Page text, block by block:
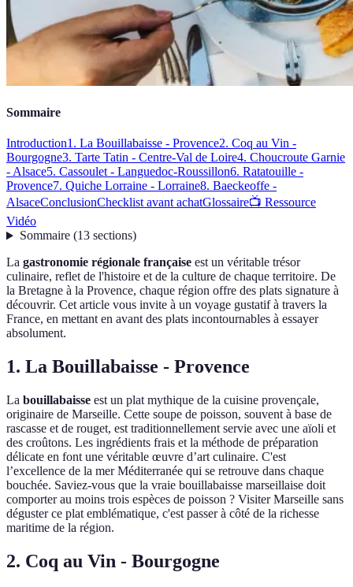
Sommaire
Introduction1. La Bouillabaisse - Provence2. Coq au Vin -
Bourgogne3. Tarte Tatin - Centre-Val de Loire4. Choucroute Garnie
- Alsace5. Cassoulet - Languedoc-Roussillon6. Ratatouille -
Provence7. Quiche Lorraine - Lorraine8. Baeckeoffe -
AlsaceConclusionChecklist avant achatGlossaire📺 Ressource
Vidéo
Sommaire(13 sections)
La gastronomie régionale française est un véritable trésor
culinaire, reflet de l'histoire et de la culture de chaque territoire. De
la Bretagne à la Provence, chaque région offre des plats signature à
découvrir. Cet article vous invite à un voyage gustatif à travers la
France, en mettant en avant des plats incontournables à essayer
absolument.
1. La Bouillabaisse - Provence
La bouillabaisse est un plat mythique de la cuisine provençale,
originaire de Marseille. Cette soupe de poisson, souvent à base de
rascasse et de rouget, est traditionnellement servie avec une aïoli et
des croûtons. Les ingrédients frais et la méthode de préparation
délicate en font une véritable œuvre d’art culinaire. C'est
l’excellence de la mer Méditerranée qui se retrouve dans chaque
bouchée. Saviez-vous que la vraie bouillabaisse marseillaise doit
comporter au moins trois espèces de poisson ? Visiter Marseille sans
déguster ce plat emblématique, c'est passer à côté de la richesse
maritime de la région.
2. Coq au Vin - Bourgogne